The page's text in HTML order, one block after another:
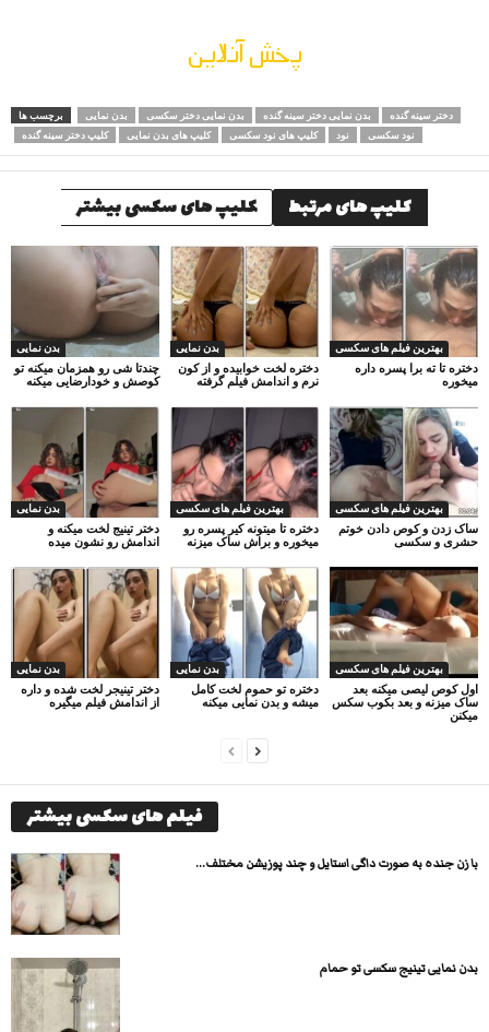
پخش آنلاین
برچسب ها بدن نمایی بدن نمایی دختر سکسی بدن نمایی دختر سینه گنده
دختر سینه گنده
کلیپ دختر سینه گنده
کلیپ های بدن نمایی کلیپ های نود سکسی نود نود سکسی
کلیپ های مرتبط کلیپ های سکسی بیشتر
بدن نمایی
چندتا شی رو همزمان میکنه تو
کوصش و خودارضایی میکنه
بدن نمایی
دختره لخت خوابیده و از کون
نرم و اندامش فیلم گرفته
بهترین فیلم های سکسی
دختره تا ته برا پسره داره
میخوره
بدن نمایی
دختر تینیج لخت میکنه و
اندامش رو نشون میده
بهترین فیلم های سکسی
دختره تا میتونه کیر پسره رو
میخوره و براش ساک میزنه
بهترین فیلم های سکسی
ساک زدن و کوص دادن خوتم
حشری و سکسی
بدن نمایی
دختر تینیجر لخت شده و داره
از اندامش فیلم میگیره
بدن نمایی
دختره تو حموم لخت کامل
میشه و بدن نمایی میکنه
بهترین فیلم های سکسی
اول کوص لیصی میکنه بعد
ساک میزنه و بعد بکوب سکس
میکنن
فیلم های سکسی بیشتر
با زن جنده به صورت داگی استایل و چند پوزیشن مختلف...
بدن نمایی تینیج سکسی تو حمام